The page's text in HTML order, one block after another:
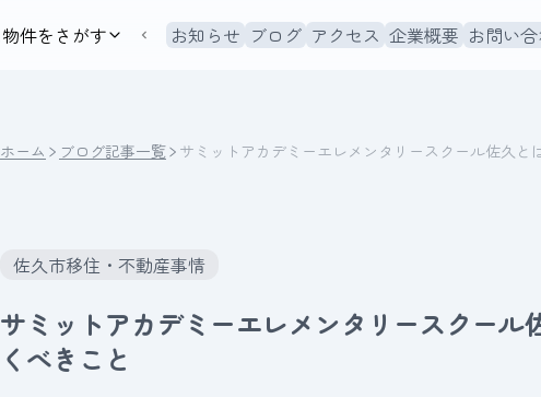
物件をさがす お知らせ ブログ アクセス 企業概要 お問い
ホーム ブログ記事一覧 サミットアカデミーエレメンタリースクール佐久と
佐久市移住・不動産事情
サミットアカデミーエレメンタリースクール
くべきこと